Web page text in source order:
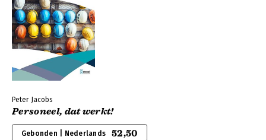
Peter Jacobs
Personeel, dat werkt!
Gebonden | Nederlands 52,50